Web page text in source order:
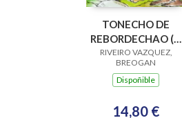
TONECHO DE
REBORDECHAO (V
PREMIO RAIÑA LUPA
2004)
RIVEIRO VAZQUEZ,
BREOGAN
Dispoñible
14,80 €